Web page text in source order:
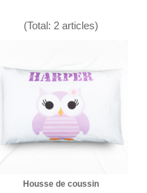
(Total: 2 articles)
Housse de coussin